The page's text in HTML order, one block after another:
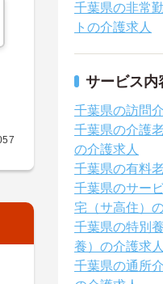
千葉県の非常
トの介護求人
サービス内
千葉県の訪問
千葉県の介護
の介護求人
千葉県の有料
千葉県のサー
宅（サ高住）
千葉県の特別
養）の介護求人
千葉県の通所